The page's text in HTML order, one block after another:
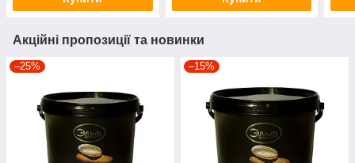
Акційні пропозиції та новинки
–25% –15%